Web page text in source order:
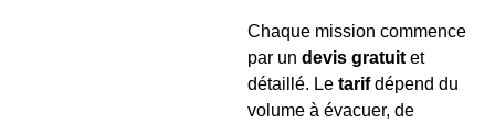
Chaque mission commence
par un devis gratuit et
détaillé. Le tarifdépend du
volume à évacuer, de